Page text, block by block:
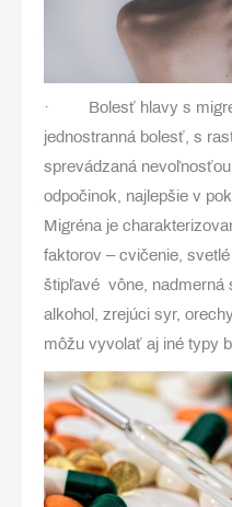
· Bolesť hlavy s
jednostranná bolesť, s
sprevádzaná
odpočinok, najlepšie v
Migréna je
faktorov – cvičenie,
štipľavé vône, nadmerná
alkohol, zrejúci syr,
môžu vyvolať aj iné typy